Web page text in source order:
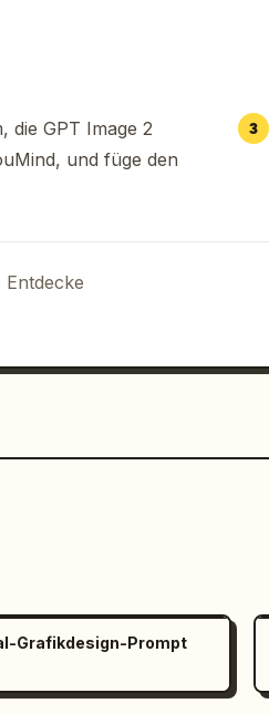
die GPT Image 2
und füge den
3
Grafikdesign-Prompt